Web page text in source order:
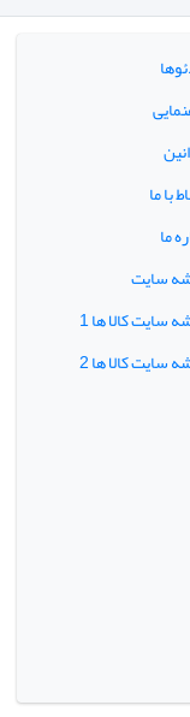
با ما
ما
سایت
سایت کالا ها 1
سایت کالا ها 2